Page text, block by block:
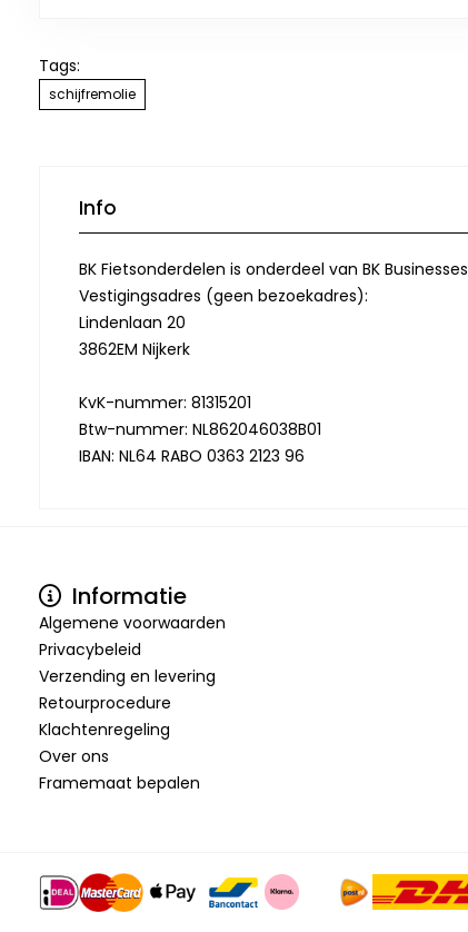
Tags:
schijfremolie
Info
BK Fietsonderdelen is onderdeel van BK Businesses
Vestigingsadres (geen bezoekadres):
Lindenlaan 20
3862EM Nijkerk
KvK-nummer: 81315201
Btw-nummer: NL862046038B01
IBAN: NL64 RABO 0363 2123 96
Informatie
Algemene voorwaarden
Privacybeleid
Verzending en levering
Retourprocedure
Klachtenregeling
Over ons
Framemaat bepalen